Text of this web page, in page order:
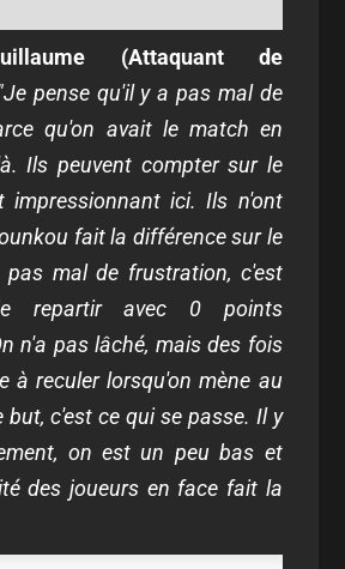
(Attaquant de
pense qu'il y a pas mal de
qu'on avait le match en
Ils peuvent compter sur le
impressionnant ici. Ils n'ont
fait la différence sur le
mal de frustration, c'est
repartir avec 0 points
n'a pas lâché, mais des fois
à reculer lorsqu'on mène au
but, c'est ce qui se passe. Il y
on est un peu bas et
des joueurs en face fait la